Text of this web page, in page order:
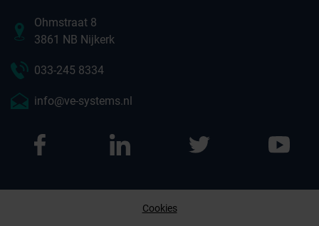
Ohmstraat 8
3861 NB Nijkerk
033-245 8334
info@ve-systems.nl
Cookies